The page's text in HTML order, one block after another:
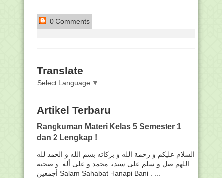
0 Comments
Translate
Select Language ▼
Artikel Terbaru
Rangkuman Materi Kelas 5 Semester 1
dan 2 Lengkap !
السلام عليكم و رحمة الله و بركاته بسم الله و الحمد لله
اللهم صل و سلم على سيدنا محمد و على أله و صحبه
أجمعين Salam Sahabat Hanapi Bani . ...